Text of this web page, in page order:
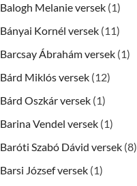
Balogh Melanie versek (1)
Bányai Kornél versek (11)
Barcsay Ábrahám versek (1)
Bárd Miklós versek (12)
Bárd Oszkár versek (1)
Barina Vendel versek (1)
Baróti Szabó Dávid versek (8)
Barsi József versek (1)